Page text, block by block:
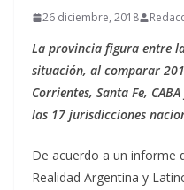
26 diciembre, 2018
La provincia figura entre
situación, al comparar
Corrientes, Santa Fe,
las 17 jurisdicciones
De acuerdo a un informe
Realidad Argentina y